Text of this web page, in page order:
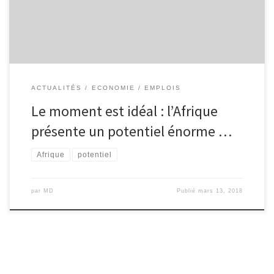
ACTUALITÉS ECONOMIE EMPLOIS
Le moment est idéal : l’Afrique
présente un potentiel énorme …
Afrique potentiel
par MD Publiémars 13, 2018